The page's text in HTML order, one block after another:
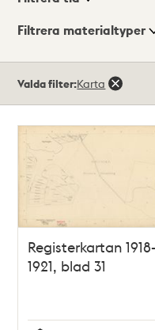
Visningsläge
Filtrera materialtyper
153träffar
Valda filter:Karta
Registerkartan 1918-
1921, blad 31